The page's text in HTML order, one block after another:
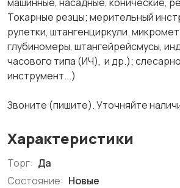
Токарные резцы; мерительный
рулетки, штангенциркули.
глубиномеры, штангейрейсмусы,
часового типа (ИЧ), и др.);
инструмент...)
Звоните (пишите). Уточняйте
Характеристики
Торг: Да
Состояние: Новые